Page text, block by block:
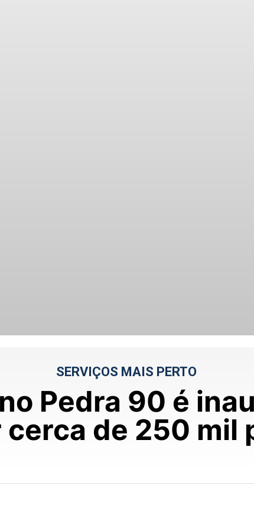
SERVIÇOS MAIS PERTO
Pedra 90 é
de 250 mil